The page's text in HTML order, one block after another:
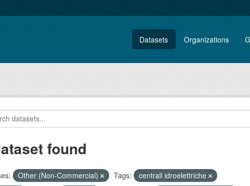
Datasets Organizations
found
Other (Non-Commercial) Tags:
centrali idroelettriche